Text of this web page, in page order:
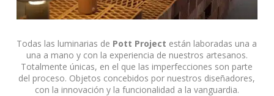
Todas las luminarias de Pott Project están laboradas una a
una a mano y con la experiencia de nuestros artesanos.
Totalmente únicas, en el que las imperfecciones son parte
del proceso. Objetos concebidos por nuestros diseñadores,
con la innovación y la funcionalidad a la vanguardia.